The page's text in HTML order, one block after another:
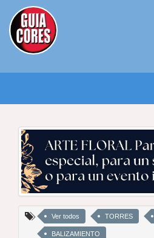
Ver todos TORRES
BALIZAMIENTO